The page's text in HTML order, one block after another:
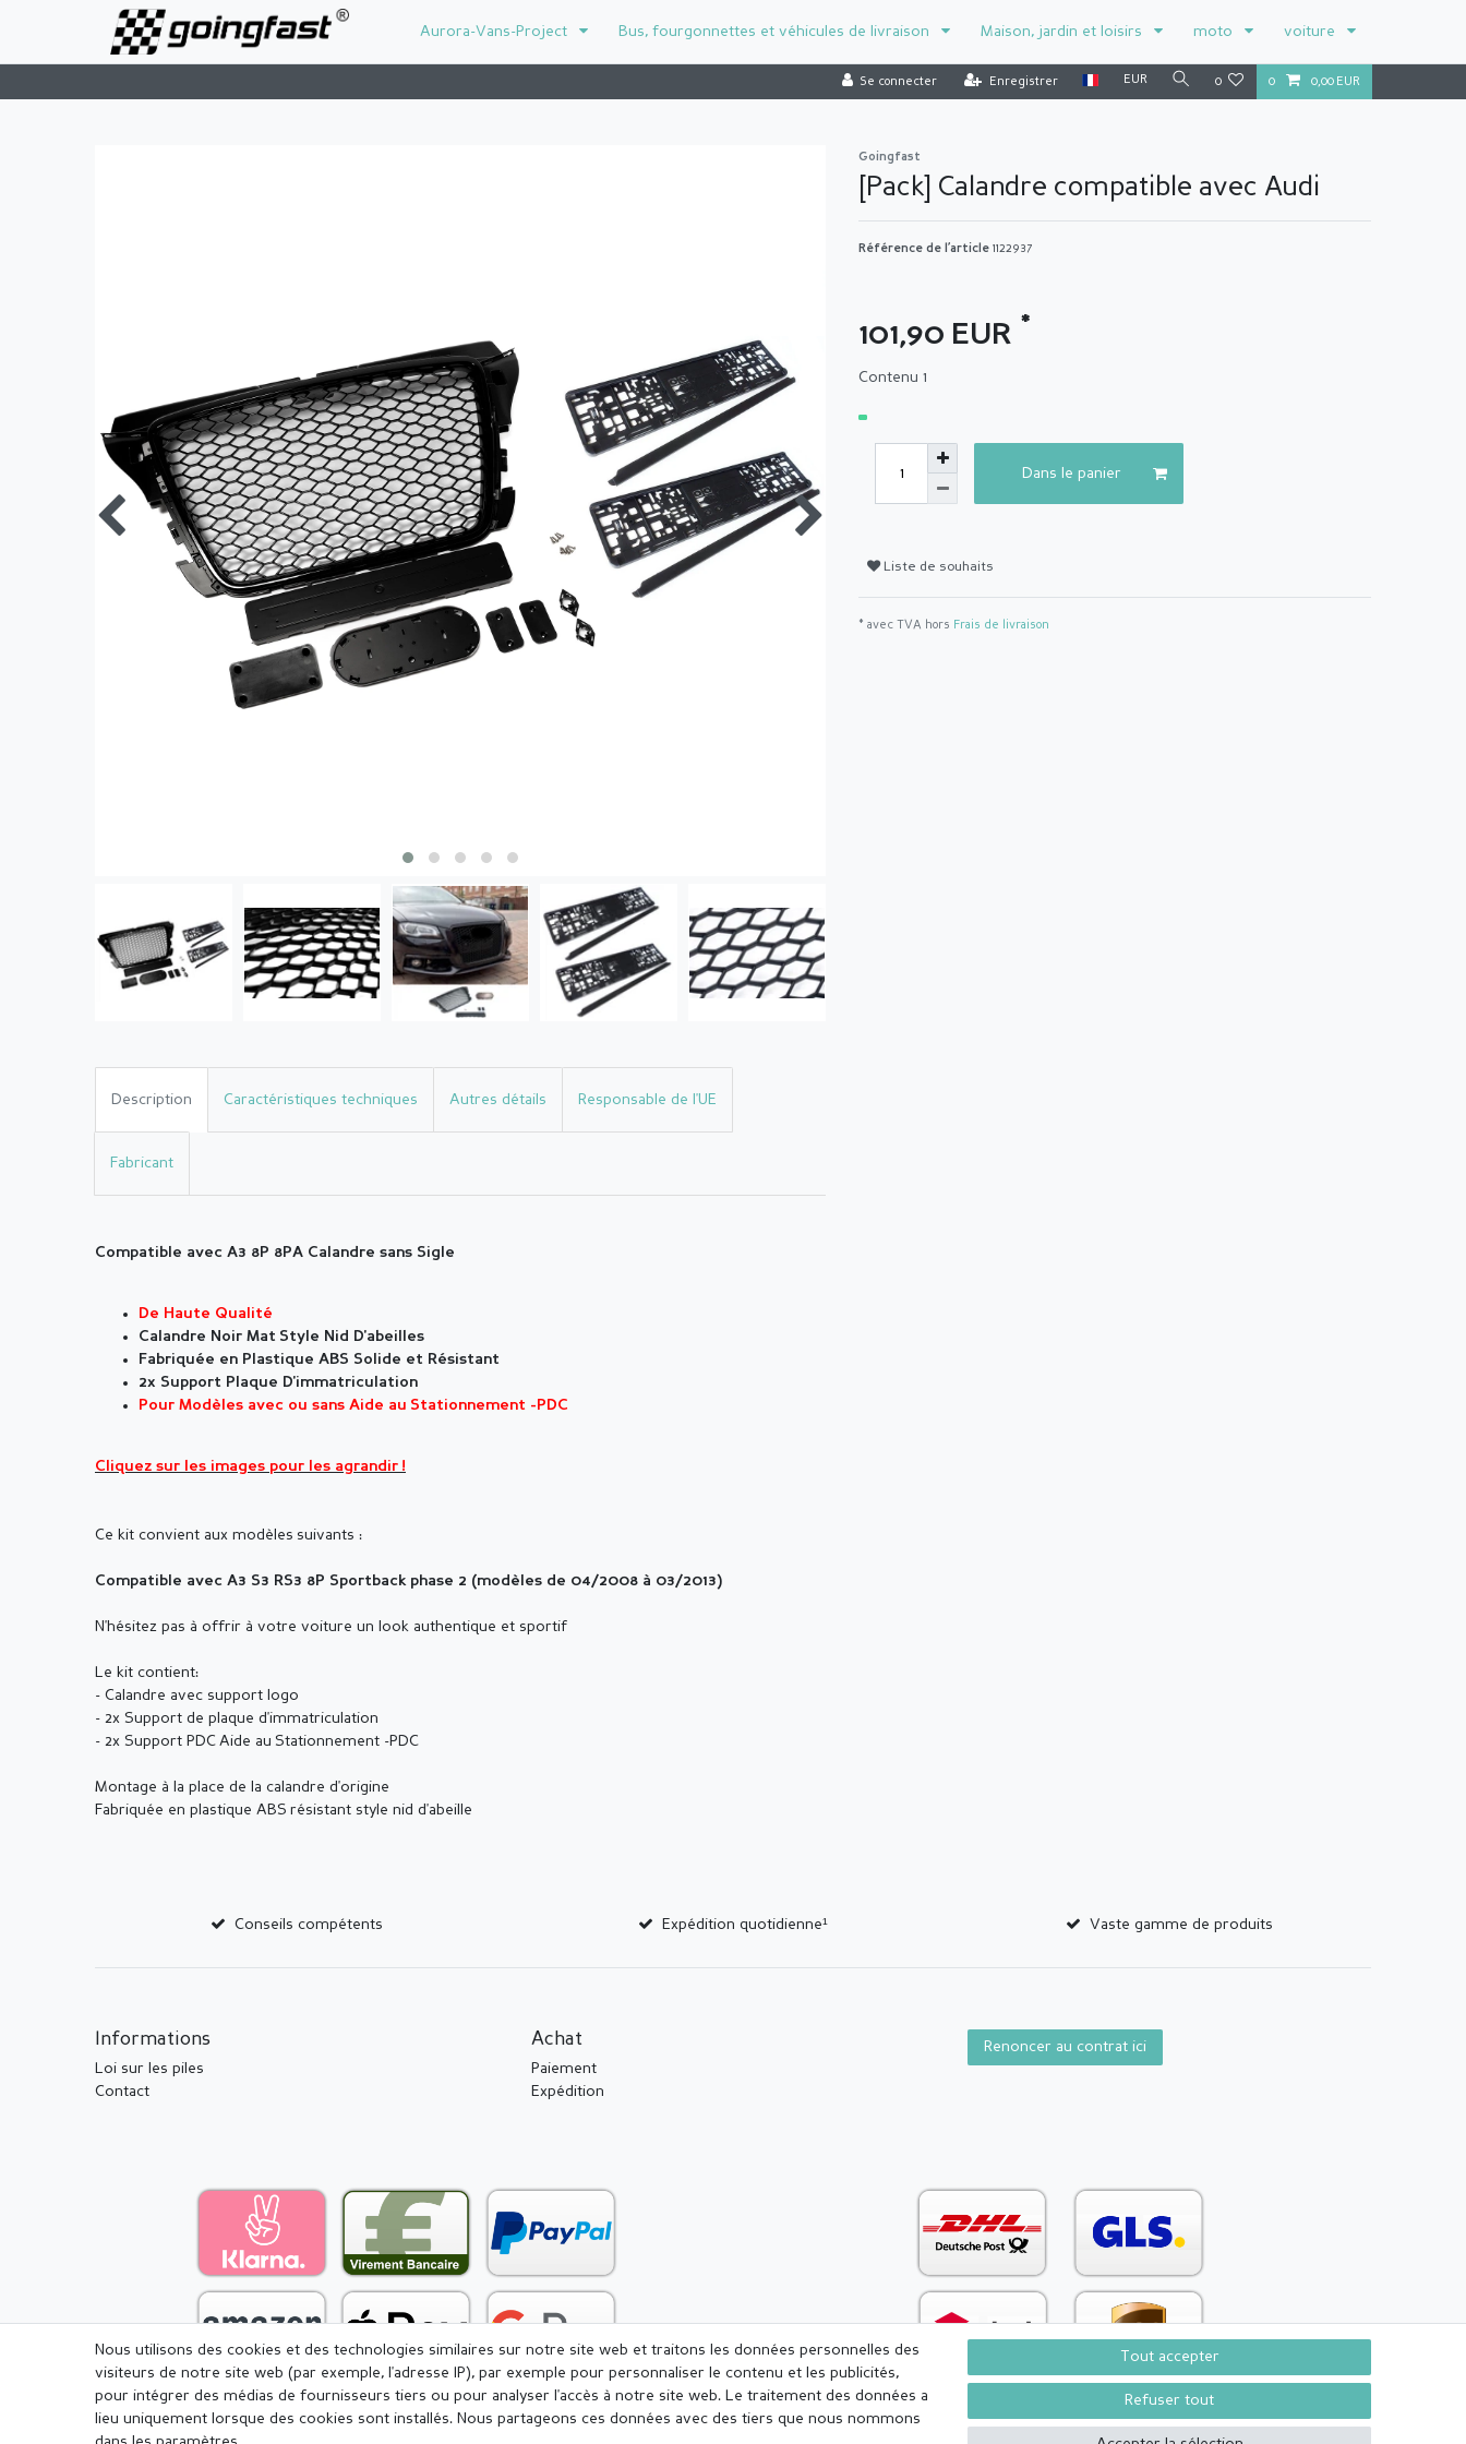
Aurora-Vans-Project Bus, fourgonnettes et véhicules de livraison Maison, jardin et loisirs moto voiture
Se connecter Enregistrer EUR 0 0 0,00 EUR
Goingfast
[Pack] Calandre compatible avec Audi
Référence de l’article 1122937
101,90 EUR *
Contenu 1
Dans le panier
Liste de souhaits
* avec TVA hors Frais de livraison
Description Caractéristiques techniques Autres détails Responsable de l'UE
Fabricant
Compatible avec A3 8P 8PA Calandre sans Sigle
De Haute Qualité
Calandre Noir Mat Style Nid D'abeilles
Fabriquée en Plastique ABS Solide et Résistant
2x Support Plaque D'immatriculation
Pour Modèles avec ou sans Aide au Stationnement -PDC
Cliquez sur les images pour les agrandir !
Ce kit convient aux modèles suivants :
Compatible avec A3 S3 RS3 8P Sportback phase 2 (modèles de 04/2008 à 03/2013)
N'hésitez pas à offrir à votre voiture un look authentique et sportif
Le kit contient:
- Calandre avec support logo
- 2x Support de plaque d'immatriculation
- 2x Support PDC Aide au Stationnement -PDC
Montage à la place de la calandre d'origine
Fabriquée en plastique ABS résistant style nid d'abeille
Conseils compétents Expédition quotidienne¹ Vaste gamme de produits
Informations
Loi sur les piles
Contact
Achat
Paiement
Expédition
Renoncer au contrat ici
Nous utilisons des cookies et des technologies similaires sur notre site web et traitons les données personnelles des
visiteurs de notre site web (par exemple, l'adresse IP), par exemple pour personnaliser le contenu et les publicités,
pour intégrer des médias de fournisseurs tiers ou pour analyser l'accès à notre site web. Le traitement des données a
lieu uniquement lorsque des cookies sont installés. Nous partageons ces données avec des tiers que nous nommons
Tout accepter
Refuser tout